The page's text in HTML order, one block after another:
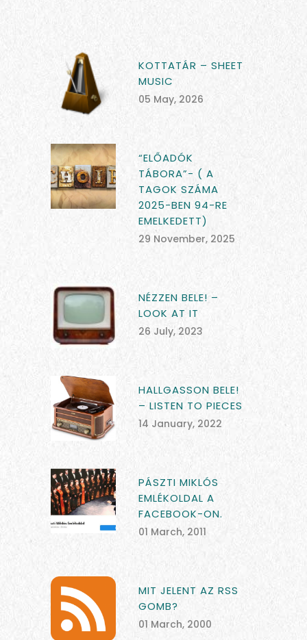
KOTTATÁR – SHEET
MUSIC
05 May, 2026
“ELŐADÓK
TÁBORA”- ( A
TAGOK SZÁMA
2025-BEN 94-RE
EMELKEDETT)
29 November, 2025
NÉZZEN BELE! –
LOOK AT IT
26 July, 2023
HALLGASSON BELE!
– LISTEN TO PIECES
14 January, 2022
PÁSZTI MIKLÓS
EMLÉKOLDAL A
FACEBOOK-ON.
01 March, 2011
MIT JELENT AZ RSS
GOMB?
01 March, 2000